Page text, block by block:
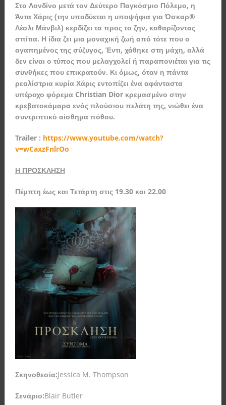
Στο Λονδίνο μετά τον Δεύτερο Παγκόσμιο Πόλεμο, η
Άντα Χάρις (την υποδύεται η υποψήφια για Όσκαρ®
Λέσλι Μάνβιλ) κερδίζει τα προς το ζην, καθαρίζοντας
σπίτια. Η ίδια ζει μια μοναχική ζωή από τότε που ο
αγαπημένος της σύζυγος, Έντι, χάθηκε στη μάχη, αλλά
δεν είναι ο τύπος που μελαγχολεί ή παραπονιέται για τις
συνθήκες που επικρατούν. Κι όμως, όταν η πάντα
ρεαλίστρια κυρία Χάρις εντοπίζει ένα αφάνταστα
υπέροχο φόρεμα Christian Diorκρεμασμένο στην
κρεβατοκάμαρα ενός πλούσιου πελάτη της, νιώθει ένα
συντριπτικό αίσθημα πόθου.
Trailer : https://www.youtube.com/watch?
v=wCaxzFnlrOo
Η ΠΡΟΣΚΛΗΣΗ
Πέμπτη έως και Τετάρτη στις 19.30 και 22.00
Σκηνοθεσία:Jessica M. Thompson
Σενάριο:Blair Butler